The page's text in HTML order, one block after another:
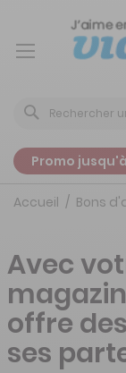
Promo
Accueil Bons
Avec
offre
ses